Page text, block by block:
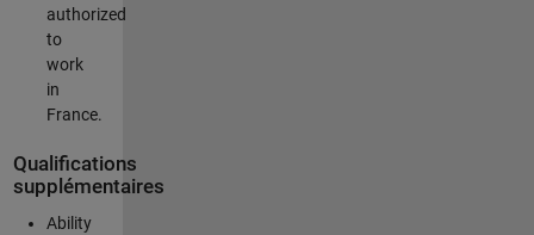
authorized
to
work
in
France.
Qualifications
supplémentaires
Ability